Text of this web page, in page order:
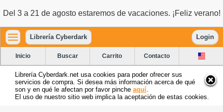
Del 3 a 21 de agosto estaremos de vacaciones. ¡Feliz verano!
Librería Cyberdark Login
Inicio Buscar Carrito Contacto
Librería Cyberdark.net usa cookies para poder ofrecer sus
servicios de compra. Si desea más información acerca de qué
son y en qué le afectan por favor pinche aquí
El uso de nuestro sitio web implica la aceptación de estas cookies.